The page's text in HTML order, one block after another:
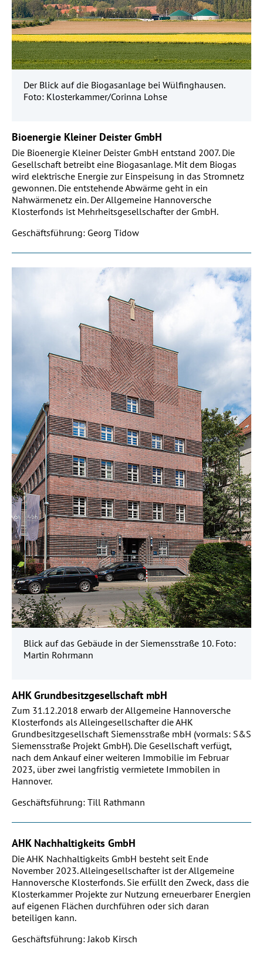
Der Blick auf die Biogasanlage bei Wülfinghausen.
Foto: Klosterkammer/Corinna Lohse
Bioenergie Kleiner Deister GmbH
Die Bioenergie Kleiner Deister GmbH entstand 2007. Die
Gesellschaft betreibt eine Biogasanlage. Mit dem Biogas
wird elektrische Energie zur Einspeisung in das Stromnetz
gewonnen. Die entstehende Abwärme geht in ein
Nahwärmenetz ein. Der Allgemeine Hannoversche
Klosterfonds ist Mehrheitsgesellschafter der GmbH.
Geschäftsführung: Georg Tidow
Blick auf das Gebäude in der Siemensstraße 10. Foto:
Martin Rohrmann
AHK Grundbesitzgesellschaft mbH
Zum 31.12.2018 erwarb der Allgemeine Hannoversche
Klosterfonds als Alleingesellschafter die AHK
Grundbesitzgesellschaft Siemensstraße mbH (vormals: S&S
Siemensstraße Projekt GmbH). Die Gesellschaft verfügt,
nach dem Ankauf einer weiteren Immobilie im Februar
2023, über zwei langfristig vermietete Immobilen in
Hannover.
Geschäftsführung: Till Rathmann
AHK Nachhaltigkeits GmbH
Die AHK Nachhaltigkeits GmbH besteht seit Ende
November 2023. Alleingesellschafter ist der Allgemeine
Hannoversche Klosterfonds. Sie erfüllt den Zweck, dass die
Klosterkammer Projekte zur Nutzung erneuerbarer Energien
auf eigenen Flächen durchführen oder sich daran
beteiligen kann.
Geschäftsführung: Jakob Kirsch